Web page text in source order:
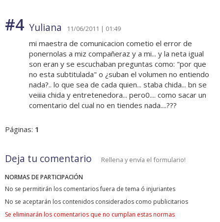
#4 Yuliana 11/06/2011 | 01:49
mi maestra de comunicacion cometio el error de
ponernolas a miz compañeraz y a mi... y la neta igual
son eran y se escuchaban preguntas como: "por que
no esta subtitulada" o ¿suban el volumen no entiendo
nada?.. lo que sea de cada quien... staba chida... bn se
veiiia chida y entretenedora... pero0.... como sacar un
comentario del cual no en tiendes nada....???
Páginas: 1
Deja tu comentario Rellena y envía el formulario!
NORMAS DE PARTICIPACIÓN
No se permitirán los comentarios fuera de tema ó injuriantes
No se aceptarán los contenidos considerados como publicitarios
Se eliminarán los comentarios que no cumplan estas normas